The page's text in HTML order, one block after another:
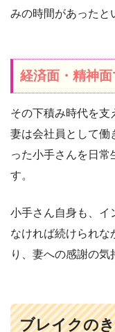
みの時間があったと
経済面・精神面
その下積み時代を支
妻は会社員として働
った小手さんを日常
す。
小手さん自身も、イ
なければ続けられな
り、妻への感謝の気
ブレイクの